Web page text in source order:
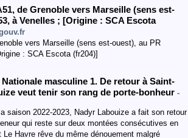
, de Grenoble vers Marseille (sens est-
, à Venelles ; [Origine : SCA Escota
vers Marseille (sens est-ouest), au PR
: SCA Escota (fr204)]
Nationale masculine 1. De retour à Saint-
veut tenir son rang de porte-bonheur -
saison 2022-2023, Nadyr Labouize a fait son retour
qui reste sur deux montées consécutives en
Havre rêve du même dénouement malgré